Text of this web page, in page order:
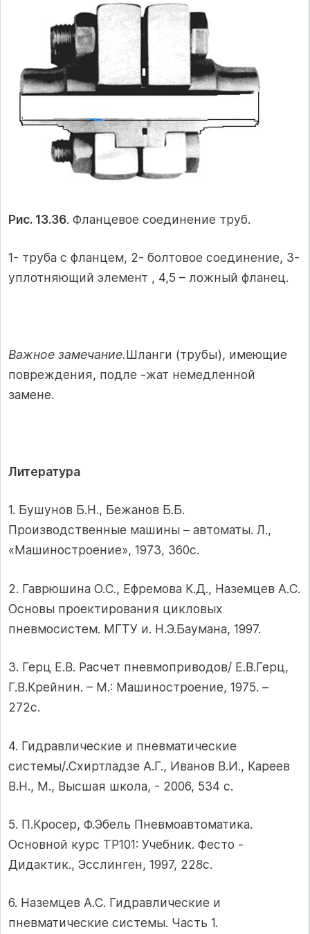
Рис. 13.36. Фланцевое соединение труб.
1- труба с фланцем, 2- болтовое соединение, 3-
уплотняющий элемент , 4,5 – ложный фланец.
Важное замечание.Шланги (трубы), имеющие
повреждения, подле -жат немедленной
замене.
Литература
1. Бушунов Б.Н., Бежанов Б.Б.
Производственные машины – автоматы. Л.,
«Машиностроение», 1973, 360с.
2. Гаврюшина О.С., Ефремова К.Д., Наземцев А.С.
Основы проектирования цикловых
пневмосистем. МГТУ и. Н.Э.Баумана, 1997.
3. Герц Е.В. Расчет пневмоприводов/ Е.В.Герц,
Г.В.Крейнин. – М.: Машиностроение, 1975. –
272с.
4. Гидравлические и пневматические
системы/.Схиртладзе А.Г., Иванов В.И., Кареев
В.Н., М., Высшая школа, - 2006, 534 с.
5. П.Кросер, Ф.Эбель Пневмоавтоматика.
Основной курс ТР101: Учебник. Фесто -
Дидактик., Эсслинген, 1997, 228с.
6. Наземцев А.С. Гидравлические и
пневматические системы. Часть 1.